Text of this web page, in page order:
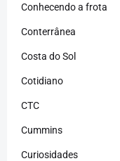
Conhecendo a frota
Conterrânea
Costa do Sol
Cotidiano
CTC
Cummins
Curiosidades